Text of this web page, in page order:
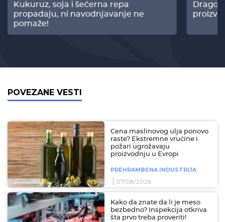
Kukuruz, soja i šećerna repa
propadaju, ni navodnjavanje ne
pomaže!
POVEZANE VESTI
Cena maslinovog ulja ponovo
raste? Ekstremne vrućine i
požari ugrožavaju
proizvodnju u Evropi
PREHRAMBENA INDUSTRIJA
07/08/2026
Kako da znate da li je meso
bezbedno? Inspekcija otkriva
šta prvo treba proveriti!